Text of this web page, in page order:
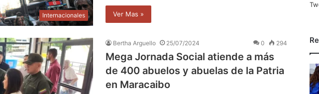
Internacionales Ver Mas »
Bertha Arguello 25/07/2024 0 294
Mega Jornada Social atiende a más
de 400 abuelos y abuelas de la Patria
en Maracaibo